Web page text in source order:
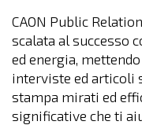
CAON Public
scalata al successo
ed energia,
interviste ed articoli
stampa mirati ed
significative che ti